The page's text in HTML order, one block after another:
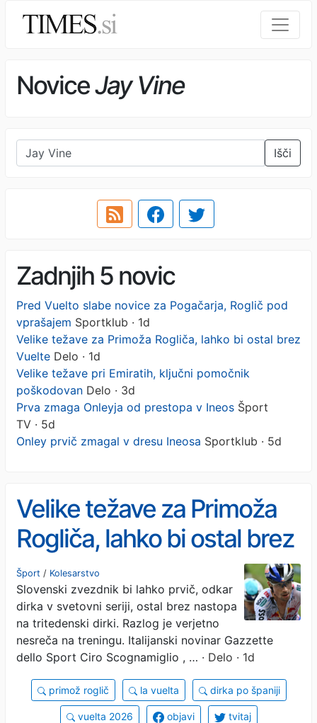
NoviceJay Vine
Išči
Zadnjih 5 novic
Pred Vuelto slabe novice za Pogačarja, Roglič pod
vprašajem Sportklub · 1d
Velike težave za Primoža Rogliča, lahko bi ostal brez
Vuelte Delo · 1d
Velike težave pri Emiratih, ključni pomočnik
poškodovan Delo · 3d
Prva zmaga Onleyja od prestopa v Ineos Šport
TV · 5d
Onley prvič zmagal v dresu Ineosa Sportklub · 5d
Velike težave za Primoža
Rogliča, lahko bi ostal brez
Vuelte
Šport / Kolesarstvo
Slovenski zvezdnik bi lahko prvič, odkar
dirka v svetovni seriji, ostal brez nastopa
na tritedenski dirki. Razlog je verjetno
nesreča na treningu. Italijanski novinar Gazzette
dello Sport Ciro Scognamiglio , … · Delo · 1d
primož roglič la vuelta dirka po španiji
vuelta 2026 objavi tvitaj